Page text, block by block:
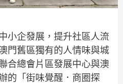
小企發展，提升社區人流
門舊區獨有的人情味與城
合總會片區發展中心與澳
的「街味覺醒．商圈探